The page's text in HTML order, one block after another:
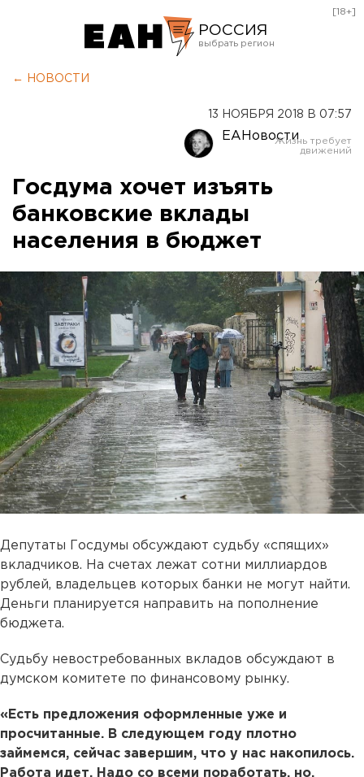
РОССИЯ
Оренбург
[18+]
← НОВОСТИ
13 НОЯБРЯ 2018 В 07:57
ЕАНовости
Госдума хочет изъять
банковские вклады
населения в бюджет
Депутаты Госдумы обсуждают судьбу «спящих»
вкладчиков. На счетах лежат сотни миллиардов
рублей, владельцев которых банки не могут найти.
Деньги планируется направить на пополнение
бюджета.
Судьбу невостребованных вкладов обсуждают в
думском комитете по финансовому рынку.
«Есть предложения оформленные уже и
просчитанные. В следующем году плотно
займемся, сейчас завершим, что у нас накопилось.
Работа идет. Надо со всеми поработать, но,